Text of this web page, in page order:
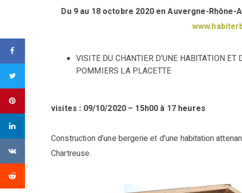
Du 9 au 18 octobre 2020 en Auvergne-
VISITE DU CHANTIER D’UNE HABITATION ET
POMMIERS LA PLACETTE
visites : 09/10/2020 – 15h00 à 17 heures
Construction d’une bergerie et d’une habitation
Chartreuse.